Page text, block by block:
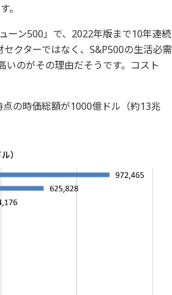
。
ーン500」で、2022年版まで10年連続
クターではなく、S&P500の生活必需
いのがその理由だそうです。コスト
の時価総額が1000億ドル（約13兆
）